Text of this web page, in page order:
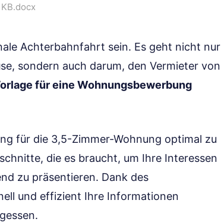
.docx
Achterbahnfahrt sein. Es geht nicht nur
sondern auch darum, den Vermieter von
für eine Wohnungsbewerbung
für die 3,5-Zimmer-Wohnung optimal zu
die es braucht, um Ihre Interessen
zu präsentieren. Dank des
und effizient Ihre Informationen